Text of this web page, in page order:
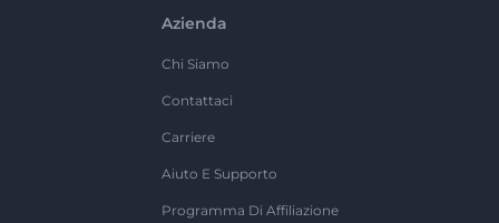
Azienda
Chi Siamo
Contattaci
Carriere
Aiuto E Supporto
Programma Di Affiliazione